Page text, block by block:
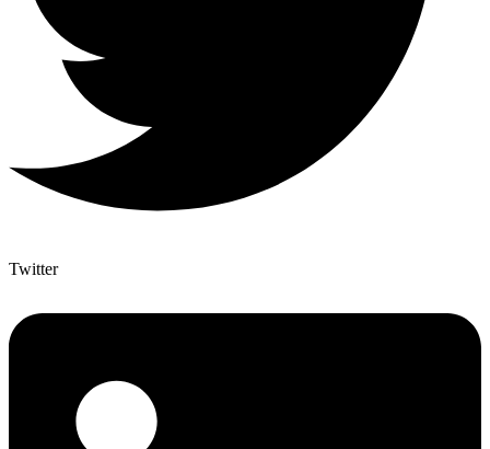
Twitter